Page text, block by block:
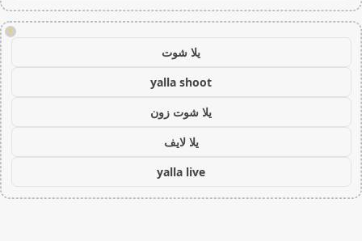
!
يلا شوت
yalla shoot
يلا شوت زون
يلا لايف
yalla live